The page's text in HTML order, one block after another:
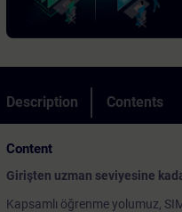
Description Contents
Content
Girişten uzman seviyesine
Kapsamlı öğrenme yolumuz,